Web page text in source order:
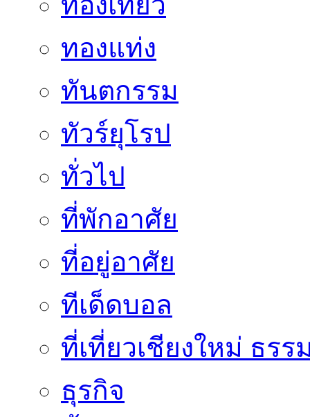
ทองแท่ง
ทันตกรรม
ทัวร์ยุโรป
ทั่วไป
ที่พักอาศัย
ที่อยู่อาศัย
ทีเด็ดบอล
ที่เที่ยวเชียงใหม่ ธรร
ธุรกิจ